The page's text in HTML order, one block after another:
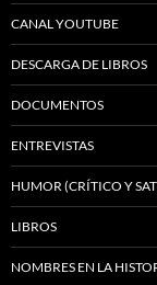
CANAL YOUTUBE
DESCARGA DE LIBROS
DOCUMENTOS
ENTREVISTAS
HUMOR (CRÍTICO Y
LIBROS
NOMBRES EN LA